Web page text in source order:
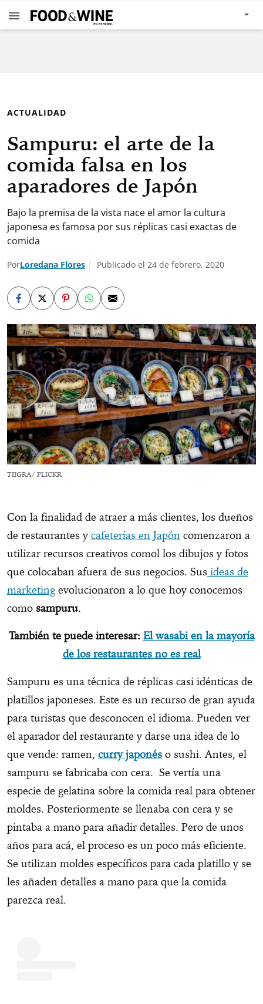
ACTUALIDAD
Sampuru: el arte de la
comida falsa en los
aparadores de Japón
Bajo la premisa de la vista nace el amor la cultura
japonesa es famosa por sus réplicas casi exactas de
comida
PorLoredana Flores Publicado el 24 de febrero, 2020
TIIGRA/ FLICKR
Con la finalidad de atraer a más clientes, los dueños
de restaurantes y cafeterías en Japón comenzaron a
utilizar recursos creativos comol los dibujos y fotos
que colocaban afuera de sus negocios. Sus ideas de
marketing evolucionaron a lo que hoy conocemos
como sampuru.
También te puede interesar: El wasabi en la mayoría
de los restaurantes no es real
Sampuru es una técnica de réplicas casi idénticas de
platillos japoneses. Este es un recurso de gran ayuda
para turistas que desconocen el idioma. Pueden ver
el aparador del restaurante y darse una idea de lo
que vende: ramen, curry japonés o sushi. Antes, el
sampuru se fabricaba con cera. Se vertía una
especie de gelatina sobre la comida real para obtener
moldes. Posteriormente se llenaba con cera y se
pintaba a mano para añadir detalles. Pero de unos
años para acá, el proceso es un poco más eficiente.
Se utilizan moldes específicos para cada platillo y se
les añaden detalles a mano para que la comida
parezca real.